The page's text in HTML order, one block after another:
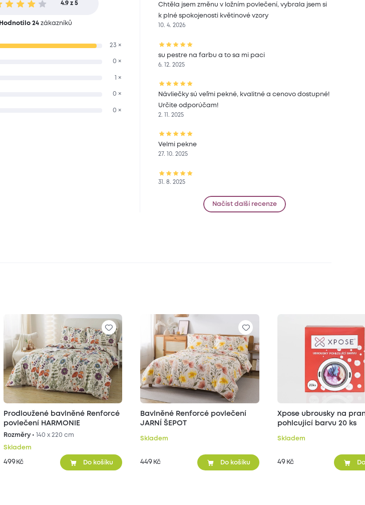
4.9 z 5
Hodnotilo 24zákazníků
23 ×
0 ×
1 ×
0 ×
0 ×
Chtěla jsem změnu v ložním povlečení, vybrala jsem si
k plné spokojenosti květinové vzory
10. 4. 2026
su pestre na farbu a to sa mi paci
6. 12. 2025
Návliečky sú veľmi pekné, kvalitné a cenovo dostupné!
Určite odporúčam!
2. 11. 2025
Velmi pekne
27. 10. 2025
31. 8. 2025
Načíst další recenze
Prodloužené bavlněné Renforcé
povlečení HARMONIE
Rozměry • 140 x 220 cm
Skladem
499 Kč Do košíku
Bavlněné Renforcé povlečení
JARNÍ ŠEPOT
Skladem
449 Kč Do košíku
Xpose ubrousky na
pohlcující barvu 20 ks
Skladem
49 Kč